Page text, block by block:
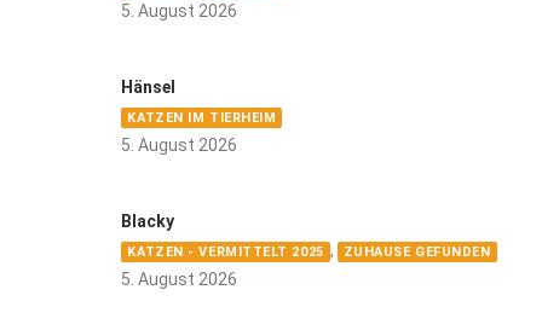
5. August 2026
Hänsel
KATZEN IM TIERHEIM
5. August 2026
Blacky
KATZEN - VERMITTELT 2025 , ZUHAUSE GEFUNDEN
5. August 2026